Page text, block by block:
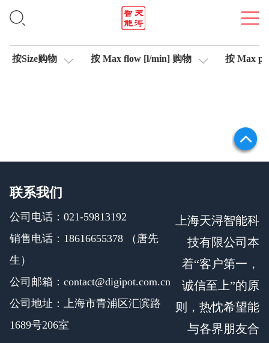
轴控制伺服比例阀
按Size购物 按 Max flow [l/min] 购物 按 Max
联系我们
公司电话：021-59813192
销售电话：18616655378 （唐先
生）
公司邮箱：contact@digipot.com.cn
公司地址：上海市青浦区汇滨路
1689号206室
上海天浔智能科
技有限公司本
着“客户第一，
诚信至上”的原
则，热忱希望能
与各界朋友合